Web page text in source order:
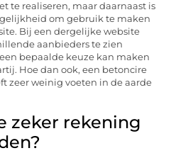
te realiseren, maar daarnaast is
om gebruik te maken
Bij een dergelijke website
aanbieders te zien
bepaalde keuze kan maken
Hoe dan ook, een betoncire
zeer weinig voeten in de aarde
zeker rekening